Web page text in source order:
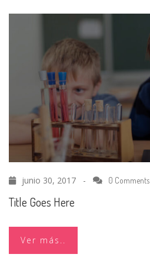
junio 30, 2017 - 0 Comments
Title Goes Here
Ver más..